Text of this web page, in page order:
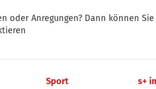
oder Anregungen? Dann können
Sport s+